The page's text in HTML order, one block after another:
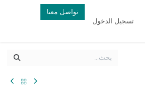
تسجيل الدخول
تواصل معنا